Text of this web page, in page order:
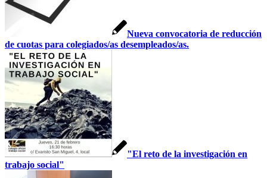
Nueva convocatoria de reducción
de cuotas para colegiados/as desempleados/as.
"El reto de la investigación en
trabajo social"